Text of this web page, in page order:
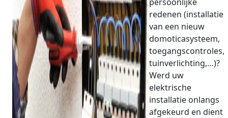
redenen (installatie
van een nieuw
domoticasysteem,
toegangscontroles,
tuinverlichting,…)?
Werd uw
elektrische
installatie onlangs
afgekeurd en dient